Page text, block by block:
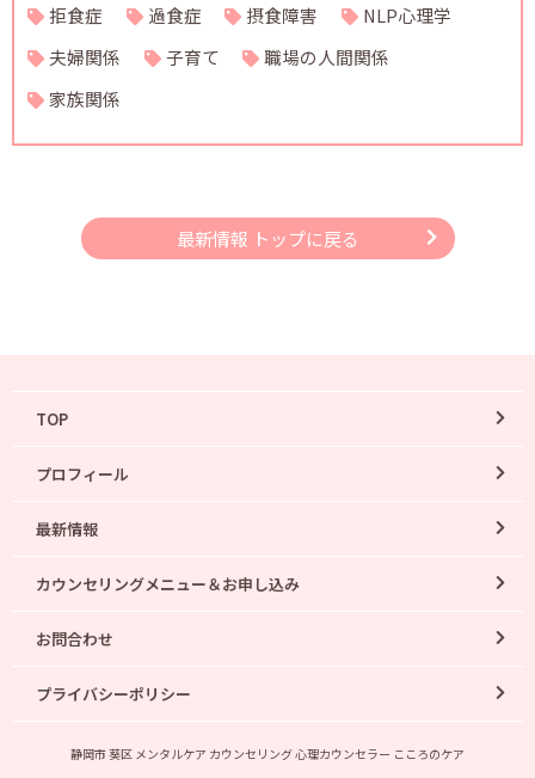
拒食症
過食症 摂食障害
NLP心理学
夫婦関係
子育て
職場の人間関係
家族関係
最新情報 トップに戻る
TOP
プロフィール
最新情報
カウンセリングメニュー＆お申し込み
お問合わせ
プライバシーポリシー
静岡市 葵区 メンタルケア カウンセリング 心理カウンセラー こころのケア